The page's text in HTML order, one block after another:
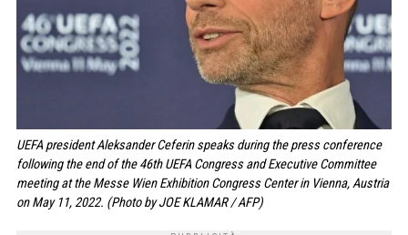
UEFA president Aleksander Ceferin speaks during the press conference
following the end of the 46th UEFA Congress and Executive Committee
meeting at the Messe Wien Exhibition Congress Center in Vienna, Austria
on May 11, 2022. (Photo by JOE KLAMAR / AFP)